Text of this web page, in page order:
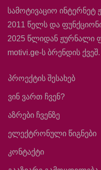
სამოტივაციო
2011 წელს და
2025 წლიდან ჟურნალი
motivi.ge-ს ბრენდის ქვეშ.
პროექტის შესახებ
ვინ ვართ ჩვენ?
აზრები ჩვენზე
ელექტრონული წიგნები
კონტაქტი